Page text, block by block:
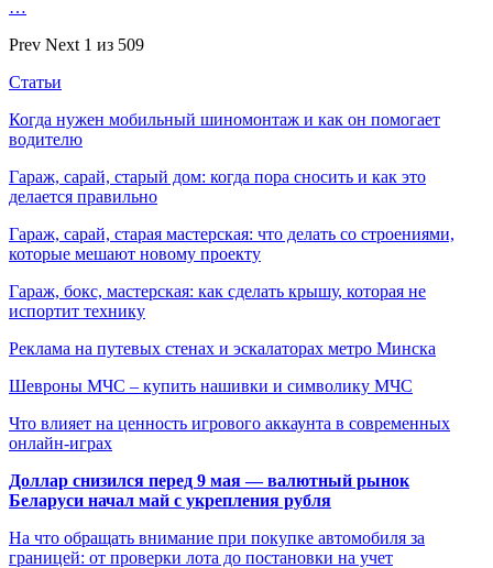
…
Prev Next 1 из 509
Статьи
Когда нужен мобильный шиномонтаж и как он помогает
водителю
Гараж, сарай, старый дом: когда пора сносить и как это
делается правильно
Гараж, сарай, старая мастерская: что делать со строениями,
которые мешают новому проекту
Гараж, бокс, мастерская: как сделать крышу, которая не
испортит технику
Реклама на путевых стенах и эскалаторах метро Минска
Шевроны МЧС – купить нашивки и символику МЧС
Что влияет на ценность игрового аккаунта в современных
онлайн-играх
Доллар снизился перед 9 мая — валютный рынок
Беларуси начал май с укрепления рубля
На что обращать внимание при покупке автомобиля за
границей: от проверки лота до постановки на учет